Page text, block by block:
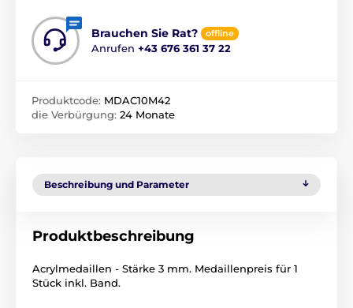
Brauchen Sie Rat? offline
Anrufen +43 676 361 37 22
Produktcode: MDAC10M42
die Verbürgung: 24 Monate
Beschreibung und Parameter
Produktbeschreibung
Acrylmedaillen - Stärke 3 mm. Medaillenpreis für 1
Stück inkl. Band.